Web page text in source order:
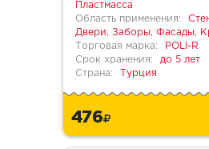
Пластмасса
Область применения:
Двери, Заборы, Фасады,
Торговая марка:
POLI-R
Срок хранения:
до 5 лет
Страна:
Турция
476